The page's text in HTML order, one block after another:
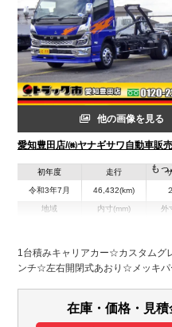
他の画像を見る
愛知豊田店/㈱ヤナギサワ自動車販
初年度
令和3年7月
走行
46,432(km)
地域 内寸(mm) 外
パワステ パワーウィンドウ
TV バックモニター
も
1台積みキャリアカー☆カスタム
ンチ☆左右開閉式あおり☆メッキ
ドラレコ☆バックカメラ☆5MT
在庫・価格・見積